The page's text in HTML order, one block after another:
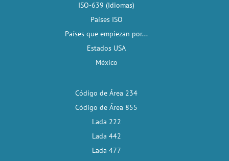
ISO-639 (Idiomas)
Países ISO
Países que empiezan por...
Estados USA
México
Código de Área 234
Código de Área 855
Lada 222
Lada 442
Lada 477